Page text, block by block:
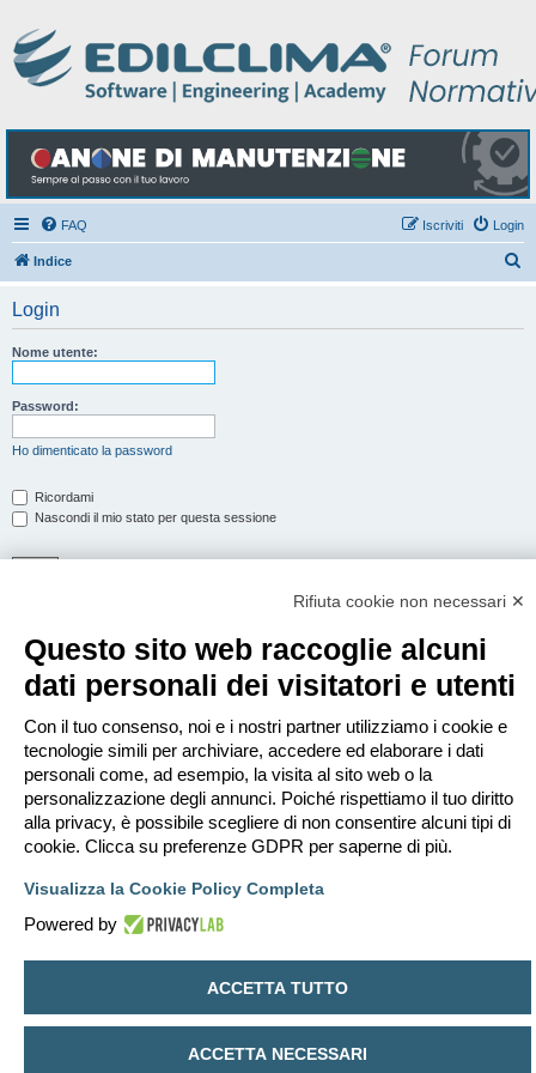
FAQ Login
Iscriviti
Indice
Login
Nome utente:
Password:
Ho dimenticato la password
Ricordami
Nascondi il mio stato per questa sessione
Per eseguire il login devi essere registrato. La registrazione richiede solo
pochi secondi e garantisce l’accesso alle funzioni avanzate. L’amministratore
può anche dare permessi speciali agli utenti. Prima di eseguire il login
assicurati di aver letto i termini d’uso e le varie regole.
Condizioni d’uso
Trattamento dei dati personali
Indice Tutti gli orari sono
Cancella cookie
Contattaci
Creato daphpBB® Forum Software © phpBB Limited
Traduzione Italiana
Rifiuta cookie non necessari ✕
Questo sito web raccoglie alcuni
dati personali dei visitatori e utenti
Con il tuo consenso, noi e i nostri partner utilizziamo i cookie e
tecnologie simili per archiviare, accedere ed elaborare i dati
personali come, ad esempio, la visita al sito web o la
personalizzazione degli annunci. Poiché rispettiamo il tuo diritto
alla privacy, è possibile scegliere di non consentire alcuni tipi di
cookie. Clicca su preferenze GDPR per saperne di più.
Visualizza la Cookie Policy Completa
Powered by
ACCETTA TUTTO
ACCETTA NECESSARI